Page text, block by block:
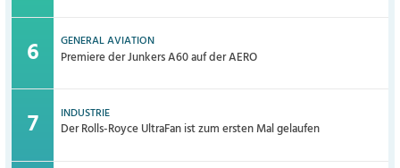
GENERAL AVIATION
Premiere der Junkers A60 auf der AERO
INDUSTRIE
Der Rolls-Royce UltraFan ist zum ersten Mal gelaufen